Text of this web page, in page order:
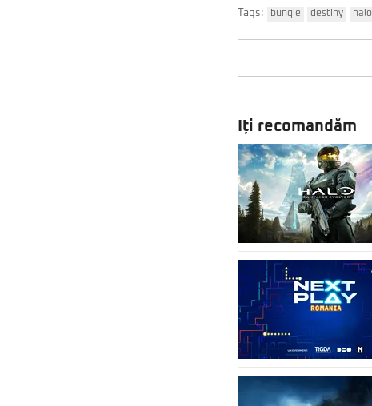
Tags: bungie destiny halo
Iți recomandăm